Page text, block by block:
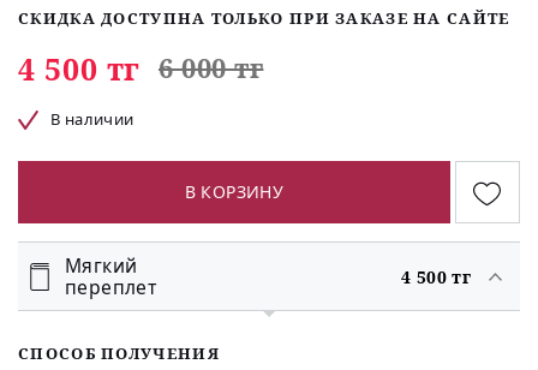
СКИДКА ДОСТУПНА ТОЛЬКО ПРИ ЗАКАЗЕ НА САЙТЕ
4 500 тг 6 000 тг
В наличии
В КОРЗИНУ
Мягкий
переплет
4 500 тг
СПОСОБ ПОЛУЧЕНИЯ